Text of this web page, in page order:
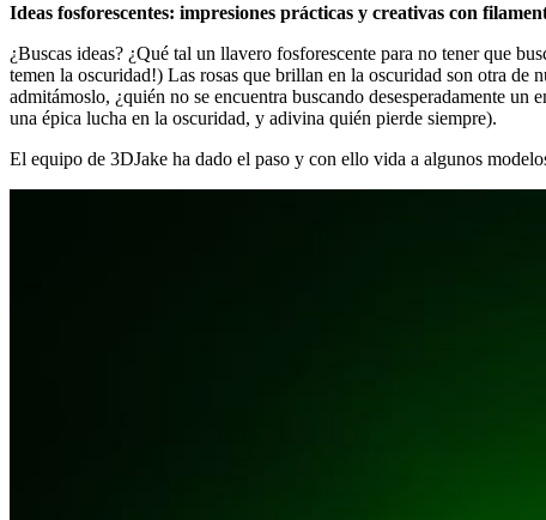
Ideas fosforescentes: impresiones prácticas y creativas con
¿Buscas ideas? ¿Qué tal un llavero fosforescente para no tener que
temen la oscuridad!) Las rosas que brillan en la oscuridad son otra de
admitámoslo, ¿quién no se encuentra buscando desesperadamente
una épica lucha en la oscuridad, y adivina quién pierde siempre).
El equipo de 3DJake ha dado el paso y con ello vida a algunos